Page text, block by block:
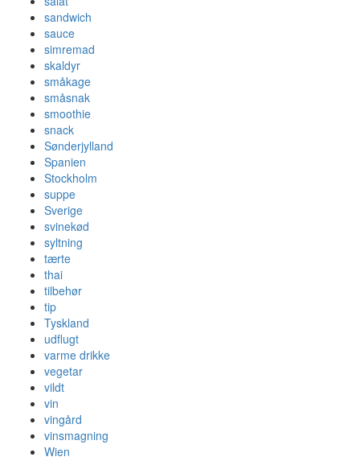
sandwich
sauce
simremad
skaldyr
småkage
småsnak
smoothie
snack
Sønderjylland
Spanien
Stockholm
suppe
Sverige
svinekød
syltning
tærte
thai
tilbehør
tip
Tyskland
udflugt
varme drikke
vegetar
vildt
vin
vingård
vinsmagning
Wien